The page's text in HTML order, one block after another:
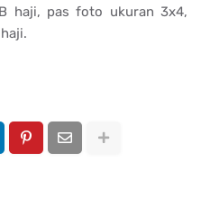
haji, pas foto ukuran 3x4,